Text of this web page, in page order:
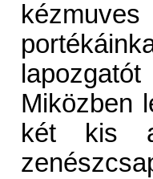
Miközben
két kis